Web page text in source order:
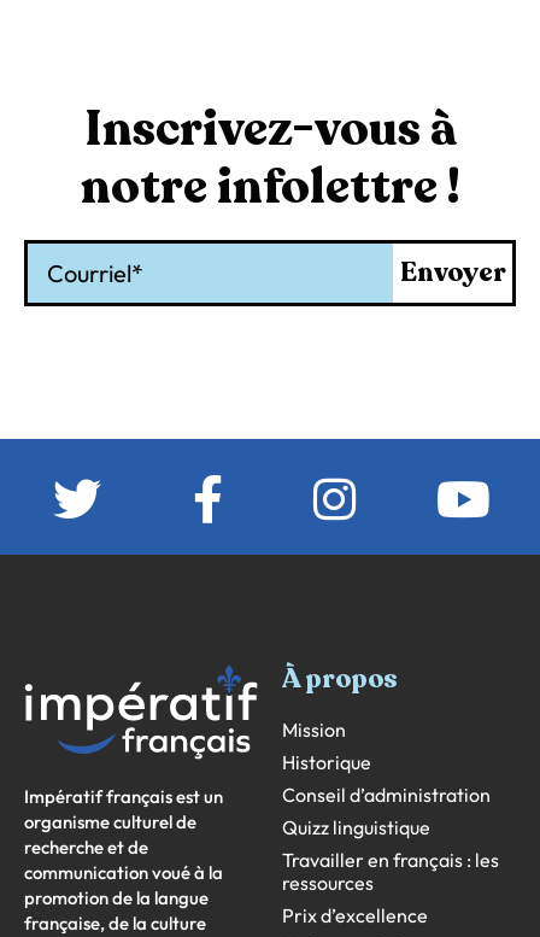
Inscrivez-vous à
notre infolettre !
Envoyer
Impératif français est un
organisme culturel de
recherche et de
communication voué à la
promotion de la langue
française, de la culture
À propos
Mission
Historique
Conseil d’administration
Quizz linguistique
Travailler en français : les
ressources
Prix d’excellence